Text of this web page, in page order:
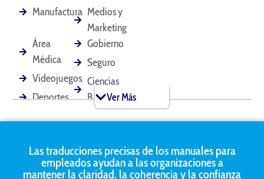
Estados
Contratos Legales
Historial Médico
Actas de
Solicitudes de
Pasaportes
Documentos de
Mascotas
Solicitudes de
Patente
Medios y
Marketing
Manufactura
Área
Médica
Videojuegos
Deportes
Técnica
Marketing
Gobierno
Seguro
Ciencias
Biológicas
Bienes
Raíces
Ver Más
Las traducciones precisas de los manuales para
empleados ayudan a las organizaciones a
mantener la claridad, la coherencia y la confianza